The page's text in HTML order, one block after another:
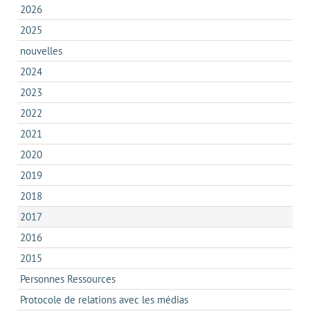
2026
2025
nouvelles
2024
2023
2022
2021
2020
2019
2018
2017
2016
2015
Personnes Ressources
Protocole de relations avec les médias